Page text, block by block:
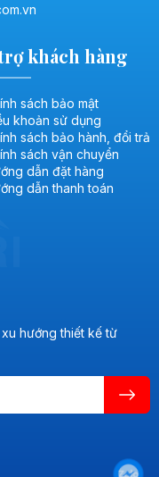
khách hàng
sách bảo mật
khoản sử dụng
sách bảo hành, đổi trả
sách vận chuyển
dẫn đặt hàng
dẫn thanh toán
hướng thiết kế từ